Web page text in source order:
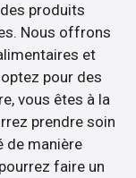
produits
Nous offrons
et
pour des
vous êtes à la
prendre soin
de manière
faire un